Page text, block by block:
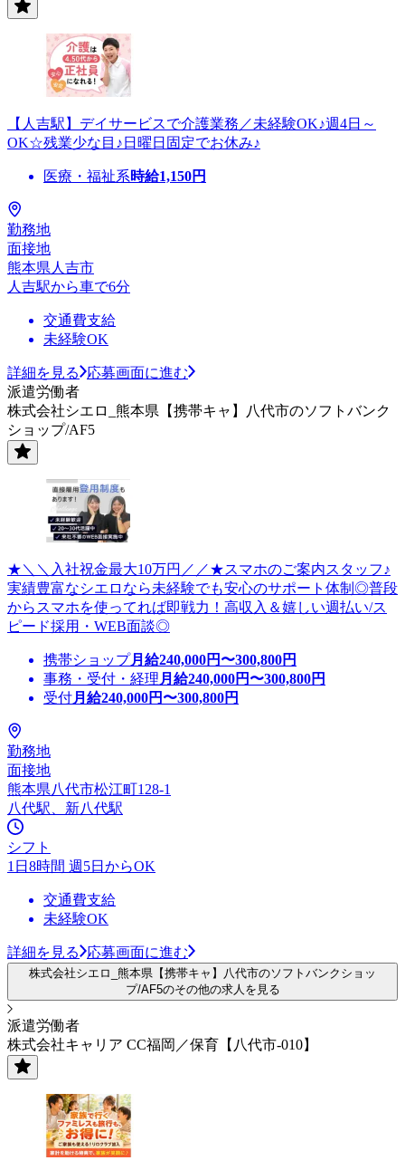
【人吉駅】デイサービスで介護業務／未経験OK♪週4日～
OK☆残業少な目♪日曜日固定でお休み♪
医療・福祉系時給1,150円
勤務地
面接地
熊本県人吉市
人吉駅から車で6分
交通費支給
未経験OK
詳細を見る
応募画面に進む
派遣労働者
株式会社シエロ_熊本県【携帯キャ】八代市のソフトバンク
ショップ/AF5
★＼＼入社祝金最大10万円／／★スマホのご案内スタッフ♪
実績豊富なシエロなら未経験でも安心のサポート体制◎普段
からスマホを使ってれば即戦力！高収入＆嬉しい週払い/ス
ピード採用・WEB面談◎
携帯ショップ月給240,000円〜300,800円
事務・受付・経理 月給240,000円〜300,800円
受付月給240,000円〜300,800円
勤務地
面接地
熊本県八代市松江町128-1
八代駅、新八代駅
シフト
1日8時間 週5日からOK
交通費支給
未経験OK
詳細を見る 応募画面に進む
株式会社シエロ_熊本県【携帯キャ】八代市のソフトバンクショッ
プ/AF5のその他の求人を見る
派遣労働者
株式会社キャリア CC福岡／保育【八代市-010】